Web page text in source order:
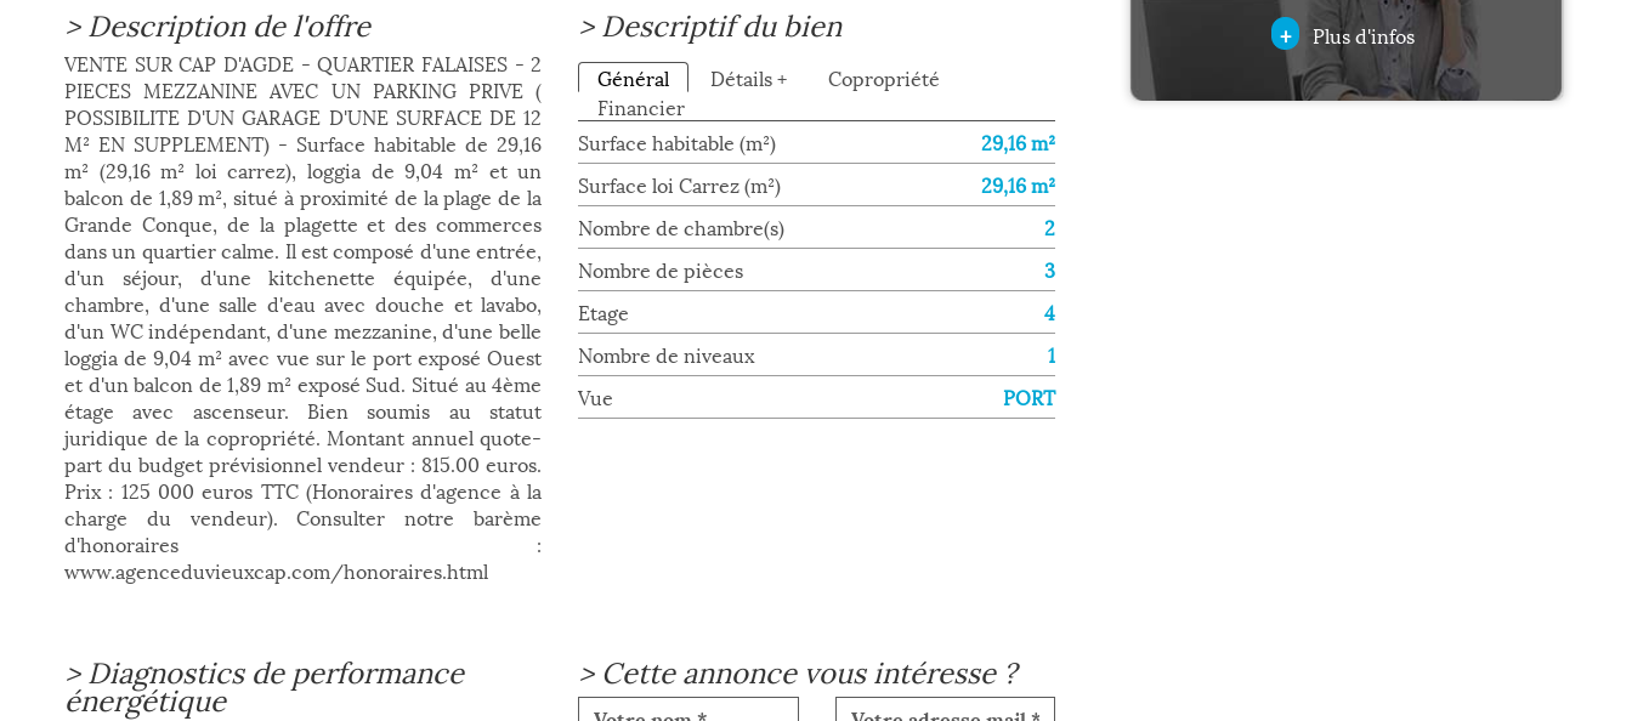
> Description de l'offre
VENTE SUR CAP D'AGDE - QUARTIER FALAISES - 2
PIECES MEZZANINE AVEC UN PARKING PRIVE (
POSSIBILITE D'UN GARAGE D'UNE SURFACE DE 12
M² EN SUPPLEMENT) - Surface habitable de 29,16
m² (29,16 m² loi carrez), loggia de 9,04 m² et un
balcon de 1,89 m², situé à proximité de la plage de la
Grande Conque, de la plagette et des commerces
dans un quartier calme. Il est composé d'une entrée,
d'un séjour, d'une kitchenette équipée, d'une
chambre, d'une salle d'eau avec douche et lavabo,
d'un WC indépendant, d'une mezzanine, d'une belle
loggia de 9,04 m² avec vue sur le port exposé Ouest
et d'un balcon de 1,89 m² exposé Sud. Situé au 4ème
étage avec ascenseur. Bien soumis au statut
juridique de la copropriété. Montant annuel quote-
part du budget prévisionnel vendeur : 815.00 euros.
Prix : 125 000 euros TTC (Honoraires d'agence à la
charge du vendeur). Consulter notre barème
d'honoraires :
www.agenceduvieuxcap.com/honoraires.html
> Descriptif du bien
Général Détails +
Copropriété
Financier
Surface habitable (m²)
29,16 m²
Surface loi Carrez (m²)
29,16 m²
Nombre de chambre(s)
2
Nombre de pièces
3
Etage
4
Nombre de niveaux
1
Vue
PORT
> Diagnostics de performance
énergétique
>Cette annonce vous intéresse ?
+ Plus d'infos